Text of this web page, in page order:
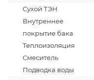
Сухой ТЭН
Внутреннее
покрытие бака
Теплоизоляция
Смеситель
Подводка воды